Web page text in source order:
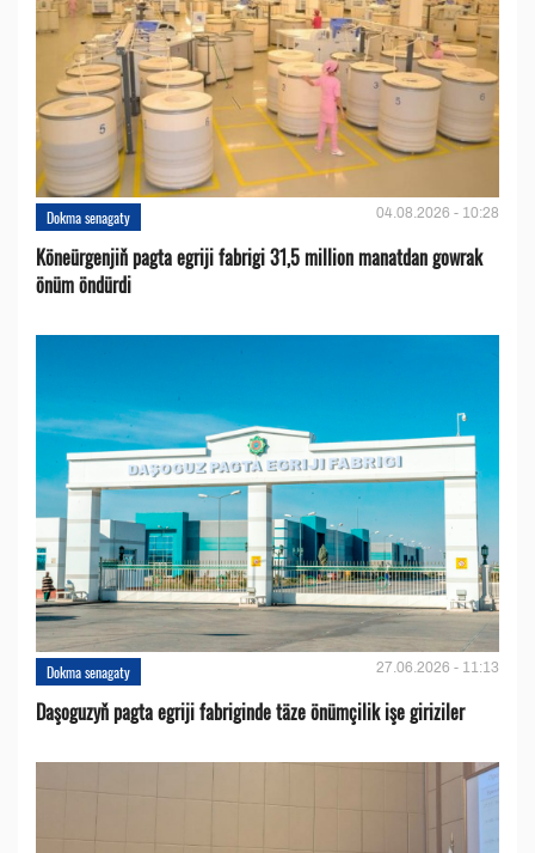
Dokma senagaty 04.08.2026 - 10:28
Köneürgenjiň pagta egriji fabrigi 31,5 million manatdan gowrak
önüm öndürdi
Dokma senagaty 27.06.2026 - 11:13
Daşoguzyň pagta egriji fabriginde täze önümçilik işe giriziler